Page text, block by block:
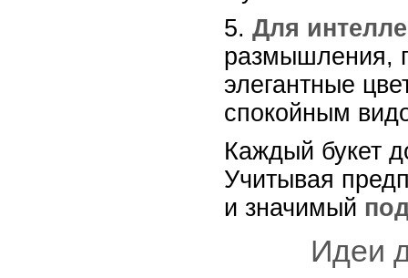
5. Для
размышления,
элегантные
спокойным
Каждый букет
Учитывая
и значимый
Идеи